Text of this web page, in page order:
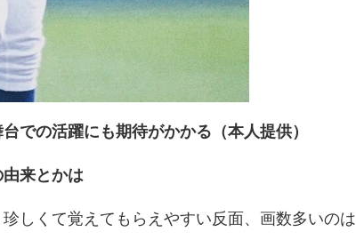
での活躍にも期待がかかる（本人提供）
来とかは
しくて覚えてもらえやすい反面、画数多いのは